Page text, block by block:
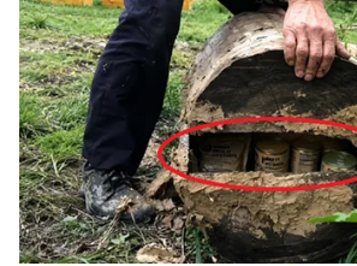
ಆರೋಗ್ಯ, ಸೌಂದರ್ಯ, ಫಿಟ್‌ನೆಸ್,
ಸಂಬಂಧ,ಫ್ಯಾಷನ್,ರೆಸಿಪಿ
ಏಷ್ಯಾನೆಟ್ ಸುವರ್ಣ ನ್ಯೂಸ್‌
ಸಂಪೂರ್ಣ ಮಾಹಿತಿ ಒಂದೇ ಕ್ಲಿಕ್‌ನಲ್ಲಿ
ಸುವರ್ಣ ನ್ಯೂಸ್ ಅಧಿಕೃತ ಆ್ಯಪ್
ಹಾಗು ಎಲ್ಲಾ ಅಪ್‌ಡೇಟ್ ಗಳನ್ನು